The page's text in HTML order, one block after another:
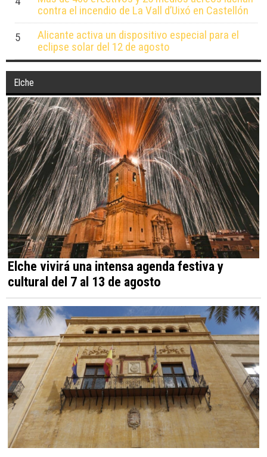
contra el incendio de La Vall d’Uixó en Castellón
5
Alicante activa un dispositivo especial para el
eclipse solar del 12 de agosto
Elche
Elche vivirá una intensa agenda festiva y
cultural del 7 al 13 de agosto